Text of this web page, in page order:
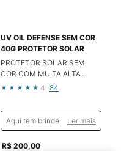
UV OIL DEFENSE SEM COR
40G PROTETOR SOLAR
PROTETOR SOLAR SEM
COR COM MUITA ALTA
PROTEÇÃO E TOQUE
4 84
Aqui tem brinde! Ler mais
R$ 200,00